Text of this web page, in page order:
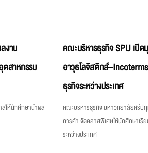
งาน
ตสาหกรรม
ให้นักศึกษานำผล
คณะบริหารธุรกิจ SPU เปิด
อาวุธโลจิสติกส์
ธุรกิจระหว่างประเทศ
คณะบริหารธุรกิจ มหาวิทยาลัยศรีป
การค้า จัดคลาสพิเศษให้นักศึกษาเรี
ระหว่างประเทศ